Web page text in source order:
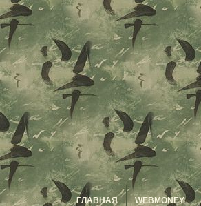
ГЛАВНАЯ WEBMONEY